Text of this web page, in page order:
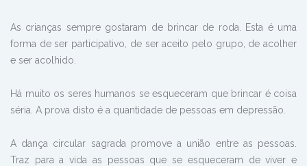
As crianças sempre gostaram de brincar de roda. Esta é uma
forma de ser participativo, de ser aceito pelo grupo, de acolher
e ser acolhido.
Há muito os seres humanos se esqueceram que brincar é coisa
séria. A prova disto é a quantidade de pessoas em depressão.
A dança circular sagrada promove a união entre as pessoas.
Traz para a vida as pessoas que se esqueceram de viver e